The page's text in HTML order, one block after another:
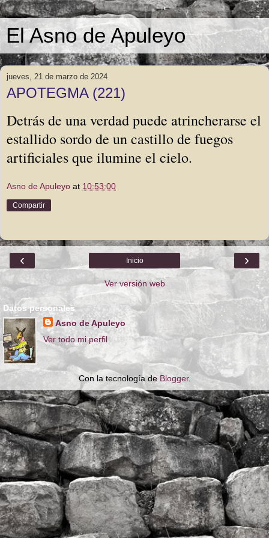
El Asno de Apuleyo
jueves, 21 de marzo de 2024
APOTEGMA (221)
Detrás de una verdad puede atrincherarse el
estallido sordo de un castillo de fuegos
artificiales que ilumine el cielo.
Asno de Apuleyo at 10:53:00
Compartir
‹ ›
Inicio
Ver versión web
Datos personales
Asno de Apuleyo
Ver todo mi perfil
Con la tecnología de Blogger.